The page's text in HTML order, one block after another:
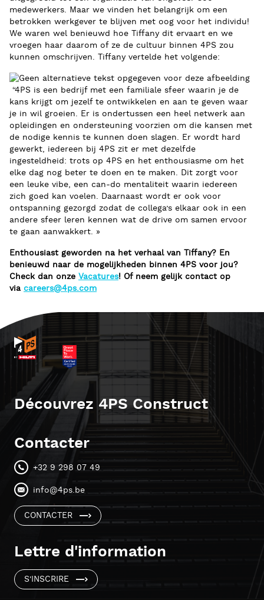
medewerkers. Maar we vinden het belangrijk om een
betrokken werkgever te blijven met oog voor het individu!
We waren wel benieuwd hoe Tiffany dit ervaart en we
vroegen haar daarom of ze de cultuur binnen 4PS zou
kunnen omschrijven. Tiffany vertelde het volgende:
“4PS is een bedrijf met een familiale sfeer waarin je de
kans krijgt om jezelf te ontwikkelen en aan te geven waar
je in wil groeien. Er is ondertussen een heel netwerk aan
opleidingen en ondersteuning voorzien om die kansen met
de nodige kennis te kunnen doen slagen. Er wordt hard
gewerkt, iedereen bij 4PS zit er met dezelfde
ingesteldheid: trots op 4PS en het enthousiasme om het
elke dag nog beter te doen en te maken. Dit zorgt voor
een leuke vibe, een can-do mentaliteit waarin iedereen
zich goed kan voelen. Daarnaast wordt er ook voor
ontspanning gezorgd zodat de collega’s elkaar ook in een
andere sfeer leren kennen wat de drive om samen ervoor
te gaan aanwakkert. »
Enthousiast geworden na het verhaal van Tiffany? En
benieuwd naar de mogelijkheden binnen 4PS voor jou?
Check dan onze Vacatures! Of neem gelijk contact op
via careers@4ps.com
Découvrez 4PS Construct
Contacter
+32 9 298 07 49
info@4ps.be
CONTACTER
Lettre d'information
S'INSCRIRE